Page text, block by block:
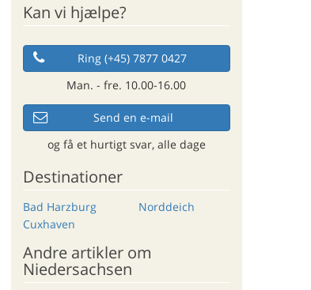
Kan vi hjælpe?
Ring (+45) 7877 0427
Man. - fre. 10.00-16.00
Send en e-mail
og få et hurtigt svar, alle dage
Destinationer
Bad Harzburg
Cuxhaven
Norddeich
Andre artikler om
Niedersachsen